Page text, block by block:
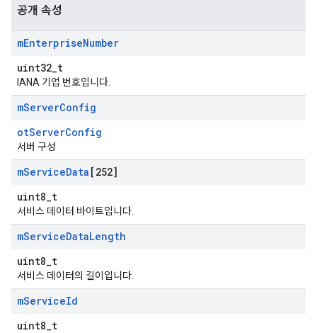
공개 속성
mEnterpriseNumber
uint32_t
IANA 기업 번호입니다.
mServerConfig
otServerConfig
서버 구성
mServiceData [252]
uint8_t
서비스 데이터 바이트입니다.
mServiceDataLength
uint8_t
서비스 데이터의 길이입니다.
mServiceId
uint8_t